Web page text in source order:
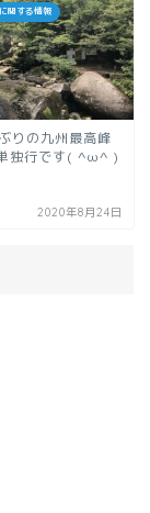
関する情報
りの九州最高峰
独行です( ^ω^ )
2020年8月24日